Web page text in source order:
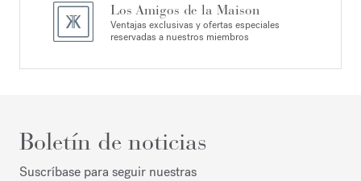
Los Amigos de la Maison
Ventajas exclusivas y ofertas especiales
reservadas a nuestros miembros
Boletín de noticias
Suscríbase para seguir nuestras